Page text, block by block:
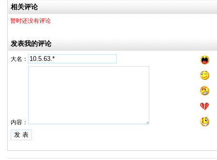
相关评论
暂时还没有评论
发表我的评论
大名：
内容：